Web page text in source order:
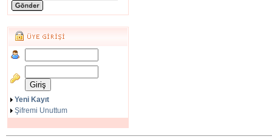
Yeni Kayıt
Şifremi Unuttum